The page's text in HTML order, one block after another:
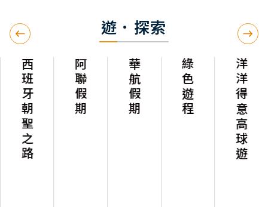
遊．探索
西班牙朝聖之路 阿聯假期 華航假期 綠色遊程 洋洋得意高球遊